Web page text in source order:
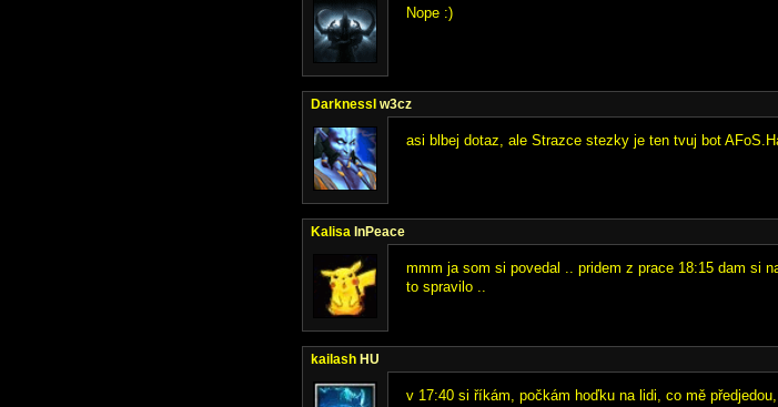
Nope :)
DarknessI w3cz
asi blbej dotaz, ale Strazce stezky je ten tvuj bot
Kalisa InPeace
mmm ja som si povedal .. pridem z prace 18:15 dam si
to spravilo ..
kailash HU
v 17:40 si říkám, počkám hoďku na lidi, co mě